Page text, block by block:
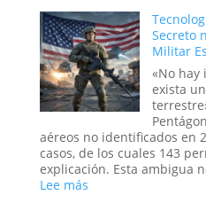
un
trauma
reprimido?
Secreto
Militar
«No hay
exista
aéreos no identificados en
casos, de los cuales 143
explicación. Esta ambigua
Lee más: